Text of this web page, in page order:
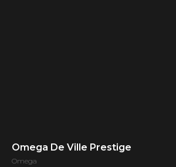
Omega De Ville Prestige
Omega